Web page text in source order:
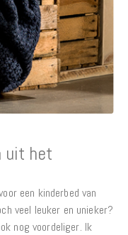
uit het
een kinderbed van
veel leuker en unieker?
nog voordeliger. Ik